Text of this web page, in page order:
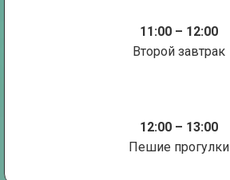
11:00 – 12:00
Второй завтрак
12:00 – 13:00
Пешие прогулки